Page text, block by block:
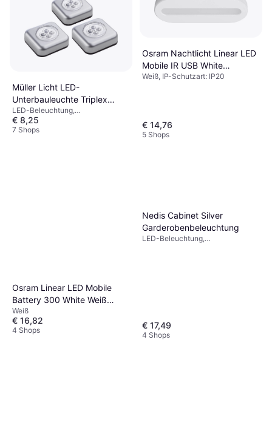
Müller Licht LED-
Unterbauleuchte Triplex
Garderobenbeleuchtung
LED-Beleuchtung,
Batteriebetrieben, Silber, Metall
€ 8,25
7 Shops
Osram Nachtlicht Linear LED
Mobile IR USB White
Garderobenbeleuchtung
Weiß, IP-Schutzart: IP20
€ 14,76
5 Shops
Osram Linear LED Mobile
Battery 300 White Weiß
Garderobenbeleuchtung
Weiß
€ 16,82
4 Shops
Nedis Cabinet Silver
Garderobenbeleuchtung
LED-Beleuchtung,
€ 17,49
4 Shops